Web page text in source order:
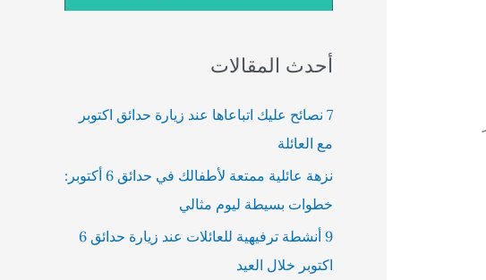
أحدث المقالات
7 نصائح عليك اتباعاها عند زيارة حدائق اكتوبر
مع العائلة
نزهة عائلية ممتعة لأطفالك في حدائق 6 أكتوبر:
خطوات بسيطة ليوم مثالي
9 أنشطة ترفيهية للعائلات عند زيارة حدائق 6
اكتوبر خلال العيد